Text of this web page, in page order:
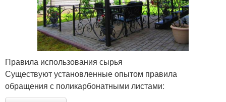
Правила использования сырья
Существуют установленные опытом правила
обращения с поликарбонатными листами: